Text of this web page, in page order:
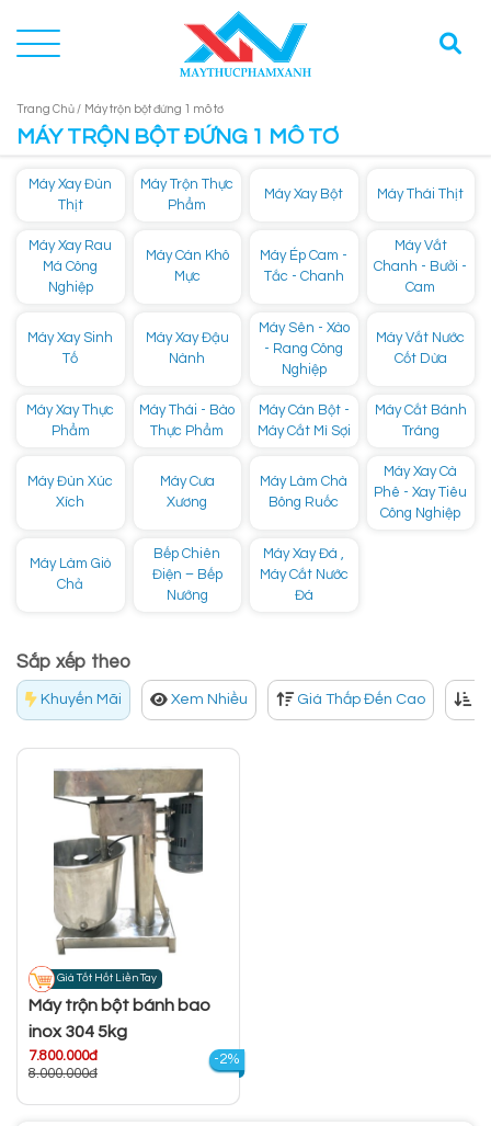
Trang Chủ / Máy trộn bột đứng 1 mô tơ
MÁY TRỘN BỘT ĐỨNG 1 MÔ TƠ
Máy Xay Đùn
Thịt
Máy Trộn Thực
Phẩm
Máy Xay Bột Máy Thái Thịt
Máy Xay Rau
Má Công
Nghiệp
Máy Cán Khô
Mực
Máy Ép Cam -
Tắc - Chanh
Máy Vắt
Chanh - Bưởi -
Cam
Máy Xay Sinh
Tố
Máy Xay Đậu
Nành
Máy Sên - Xào
- Rang Công
Nghiệp
Máy Vắt Nước
Cốt Dừa
Máy Xay Thực
Phẩm
Máy Thái - Bào
Thực Phẩm
Máy Cán Bột -
Máy Cắt Mì Sợi
Máy Cắt Bánh
Tráng
Máy Đùn Xúc
Xích
Máy Cưa
Xương
Máy Làm Chà
Bông Ruốc
Máy Xay Cà
Phê - Xay Tiêu
Công Nghiệp
Máy Làm Giò
Chả
Bếp Chiên
Điện – Bếp
Nướng
Máy Xay Đá ,
Máy Cắt Nước
Đá
Sắp xếp theo
Khuyến Mãi Xem Nhiều Giá Thấp Đến Cao
Giá Tốt Hốt Liền Tay
Máy trộn bột bánh bao
inox 304 5kg
7.800.000đ
8.000.000đ
-2%